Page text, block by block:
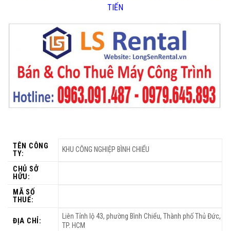
TIẾN
TÊN CÔNG
TY:
KHU CÔNG NGHIỆP BÌNH CHIỂU
CHỦ SỞ
HỮU:
MÃ SỐ
THUẾ:
ĐỊA CHỈ:
Liên Tỉnh lộ 43, phường Bình Chiểu, Thành phố Thủ Đức,
TP. HCM